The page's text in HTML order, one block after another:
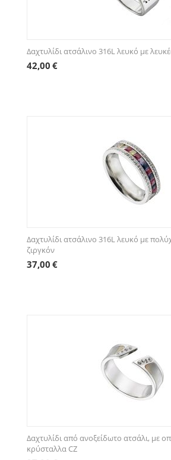
Δαχτυλίδι ατσάλινο 316L λευκό με
42,00 €
Δαχτυλίδι ατσάλινο 316L λευκό με
ζιργκόν
37,00 €
Δαχτυλίδι από ανοξείδωτο ατσάλι, με
κρύσταλλα CZ